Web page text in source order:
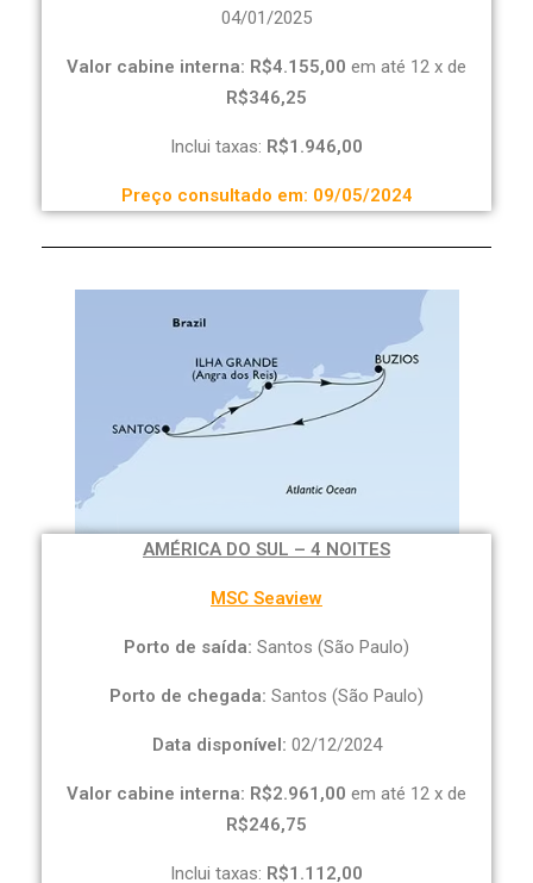
04/01/2025
Valor cabine interna: R$4.155,00 em até 12 x de
R$346,25
Inclui taxas: R$1.946,00
Preço consultado em: 09/05/2024
AMÉRICA DO SUL – 4 NOITES
MSC Seaview
Porto de saída: Santos (São Paulo)
Porto de chegada: Santos (São Paulo)
Data disponível: 02/12/2024
Valor cabine interna: R$2.961,00 em até 12 x de
R$246,75
Inclui taxas: R$1.112,00